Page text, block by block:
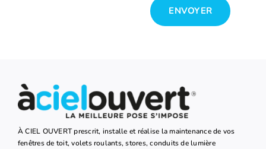
ENVOYER
À CIEL OUVERT prescrit, installe et réalise la maintenance de vos
fenêtres de toit, volets roulants, stores, conduits de lumière